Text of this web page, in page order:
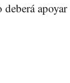
deberá apoyar